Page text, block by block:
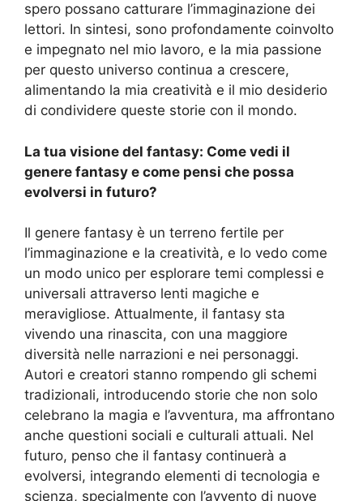
spero possano catturare l’immaginazione dei
lettori. In sintesi, sono profondamente coinvolto
e impegnato nel mio lavoro, e la mia passione
per questo universo continua a crescere,
alimentando la mia creatività e il mio desiderio
di condividere queste storie con il mondo.
La tua visione del fantasy: Come vedi il
genere fantasy e come pensi che possa
evolversi in futuro?
Il genere fantasy è un terreno fertile per
l’immaginazione e la creatività, e lo vedo come
un modo unico per esplorare temi complessi e
universali attraverso lenti magiche e
meravigliose. Attualmente, il fantasy sta
vivendo una rinascita, con una maggiore
diversità nelle narrazioni e nei personaggi.
Autori e creatori stanno rompendo gli schemi
tradizionali, introducendo storie che non solo
celebrano la magia e l’avventura, ma affrontano
anche questioni sociali e culturali attuali. Nel
futuro, penso che il fantasy continuerà a
evolversi, integrando elementi di tecnologia e
scienza, specialmente con l’avvento di nuove